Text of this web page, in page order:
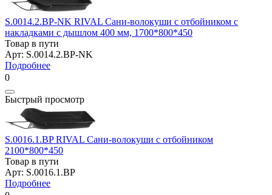
S.0014.2.BP-NK RIVAL Сани-волокуши с отбойником с
накладками с дышлом 400 мм, 1700*800*450
Товар в пути
Арт: S.0014.2.BP-NK
Подробнее
0
Быстрый просмотр
S.0016.1.BP RIVAL Сани-волокуши с отбойником
2100*800*450
Товар в пути
Арт: S.0016.1.BP
Подробнее